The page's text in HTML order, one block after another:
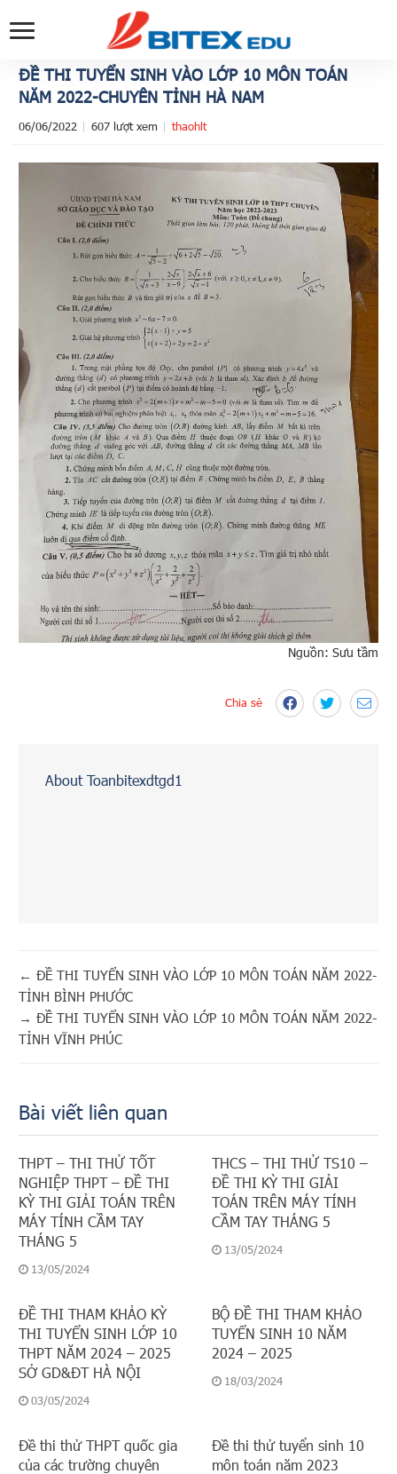
ĐỀ THI TUYỂN SINH VÀO LỚP 10 MÔN TOÁN
NĂM 2022-CHUYÊN TỈNH HÀ NAM
06/06/2022 607 lượt xem thaohlt
Nguồn: Sưu tầm
Chia sẻ
About Toanbitexdtgd1
← ĐỀ THI TUYỂN SINH VÀO LỚP 10 MÔN TOÁN NĂM 2022-
TỈNH BÌNH PHƯỚC
→ ĐỀ THI TUYỂN SINH VÀO LỚP 10 MÔN TOÁN NĂM 2022-
TỈNH VĨNH PHÚC
Bài viết liên quan
THPT – THI THỬ TỐT
NGHIỆP THPT – ĐỀ THI
KỲ THI GIẢI TOÁN TRÊN
MÁY TÍNH CẦM TAY
THÁNG 5
13/05/2024
THCS – THI THỬ TS10 –
ĐỀ THI KỲ THI GIẢI
TOÁN TRÊN MÁY TÍNH
CẦM TAY THÁNG 5
13/05/2024
ĐỀ THI THAM KHẢO KỲ
THI TUYỂN SINH LỚP 10
THPT NĂM 2024 – 2025
SỞ GD&ĐT HÀ NỘI
03/05/2024
BỘ ĐỀ THI THAM KHẢO
TUYỂN SINH 10 NĂM
2024 – 2025
18/03/2024
Đề thi thử THPT quốc gia
của các trường chuyên
Đề thi thử tuyển sinh 10
môn toán năm 2023